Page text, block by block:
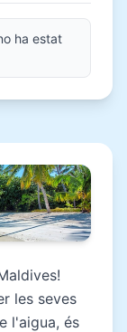
ha estat
les seves
l'aigua, és